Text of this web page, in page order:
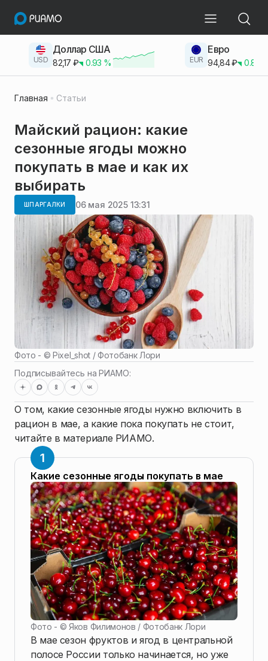
USD
Доллар США
82,17 ₽ 0.93 % EUR
Евро
94,84₽ 0.83
Главная Статьи
Майский рацион: какие
сезонные ягоды можно
покупать в мае и как их
выбирать
ШПАРГАЛКИ 06 мая 2025 13:31
Фото - ©Pixel_shot / Фотобанк Лори
Подписывайтесь на РИАМО:
О том, какие сезонные ягоды нужно включить в
рацион в мае, а какие пока покупать не стоит,
читайте в материале РИАМО.
Какие сезонные ягоды покупать в мае
Фото - ©Яков Филимонов / Фотобанк Лори
В мае сезон фруктов и ягод в центральной
полосе России только начинается, но уже